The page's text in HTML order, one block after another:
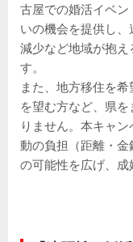
古屋での婚活イベ
いの機会を提供し、
減少など地域が抱え
す。
また、地方移住を
を望む方など、県
りません。本キャ
動の負担（距離・
の可能性を広げ、成